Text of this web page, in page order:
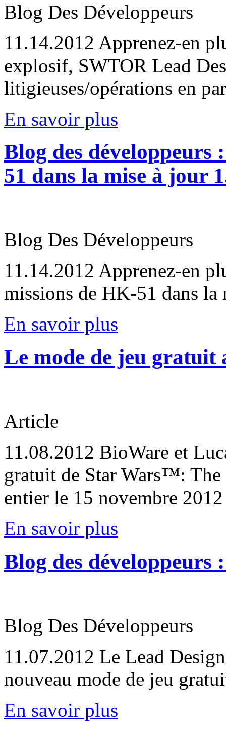
Blog Des Développeurs
11.14.2012 Apprenez-en
explosif, SWTOR Lead
litigieuses/opérations en
En savoir plus
Blog des développeurs
51 dans la mise à jour
Blog Des Développeurs
11.14.2012 Apprenez-en
missions de HK-51 dans la
En savoir plus
Le mode de jeu gratuit
Article
11.08.2012 BioWare et
gratuit de Star Wars™:
entier le 15 novembre
En savoir plus
Blog des développeurs
Blog Des Développeurs
11.07.2012 Le Lead
nouveau mode de jeu
En savoir plus